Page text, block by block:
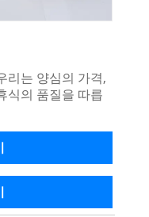
리는 양심의 가격,
식의 품질을 따릅